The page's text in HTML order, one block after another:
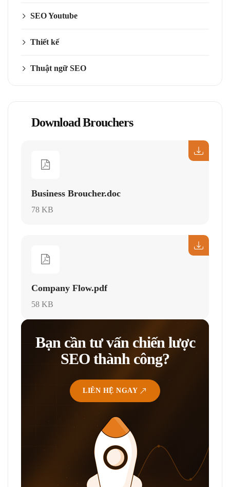
SEO Youtube
Thiết kế
Thuật ngữ SEO
Download Brouchers
Business Broucher.doc
78 KB
Company Flow.pdf
58 KB
Bạn cần tư vấn chiến lược
SEO thành công?
LIÊN HỆ NGAY